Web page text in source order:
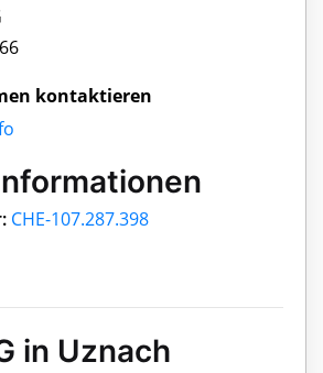
kontaktieren
CHE-107.287.398
in Uznach